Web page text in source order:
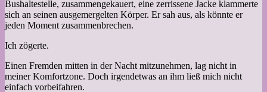
Bushaltestelle, zusammengekauert, eine zerrissene Jacke klammerte
sich an seinen ausgemergelten Körper. Er sah aus, als könnte er
jeden Moment zusammenbrechen.
Ich zögerte.
Einen Fremden mitten in der Nacht mitzunehmen, lag nicht in
meiner Komfortzone. Doch irgendetwas an ihm ließ mich nicht
einfach vorbeifahren.